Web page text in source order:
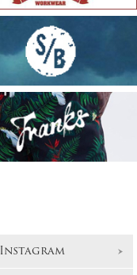
Instagram